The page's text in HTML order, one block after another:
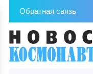
Обратная связь